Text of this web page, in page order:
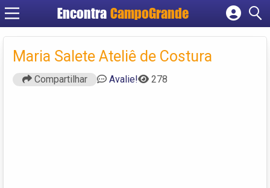
Encontra CampoGrande
Cadastrar empresa
Criar conta
Maria Salete Ateliê de Costura
Compartilhar Avalie! 278